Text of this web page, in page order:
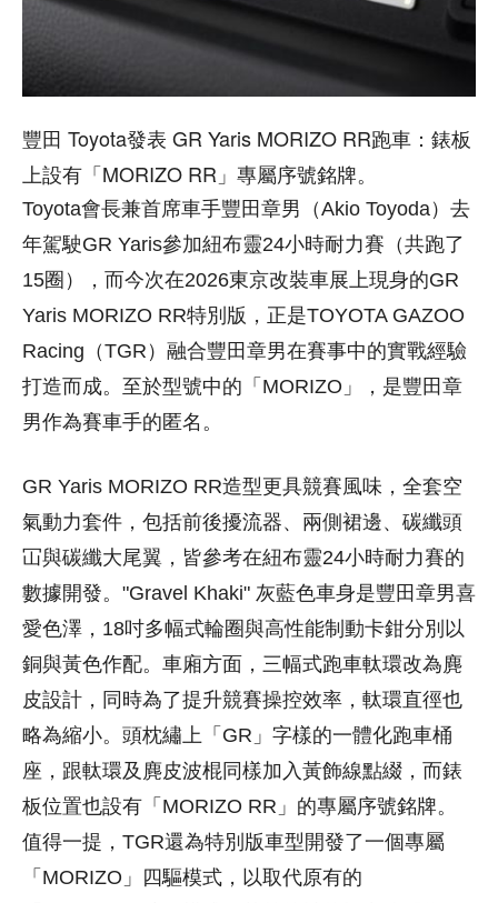
豐田 Toyota發表 GR Yaris MORIZO RR跑車：錶板
上設有「MORIZO RR」專屬序號銘牌。
Toyota會長兼首席車手豐田章男（Akio Toyoda）去
年駕駛GR Yaris參加紐布靈24小時耐力賽（共跑了
15圈），而今次在2026東京改裝車展上現身的GR
Yaris MORIZO RR特別版，正是TOYOTA GAZOO
Racing（TGR）融合豐田章男在賽事中的實戰經驗
打造而成。至於型號中的「MORIZO」，是豐田章
男作為賽車手的匿名。
GR Yaris MORIZO RR造型更具競賽風味，全套空
氣動力套件，包括前後擾流器、兩側裙邊、碳纖頭
冚與碳纖大尾翼，皆參考在紐布靈24小時耐力賽的
數據開發。"Gravel Khaki" 灰藍色車身是豐田章男喜
愛色澤，18吋多幅式輪圈與高性能制動卡鉗分別以
銅與黃色作配。車廂方面，三幅式跑車軚環改為麂
皮設計，同時為了提升競賽操控效率，軚環直徑也
略為縮小。頭枕繡上「GR」字樣的一體化跑車桶
座，跟軚環及麂皮波棍同樣加入黃飾線點綴，而錶
板位置也設有「MORIZO RR」的專屬序號銘牌。
值得一提，TGR還為特別版車型開發了一個專屬
「MORIZO」四驅模式，以取代原有的